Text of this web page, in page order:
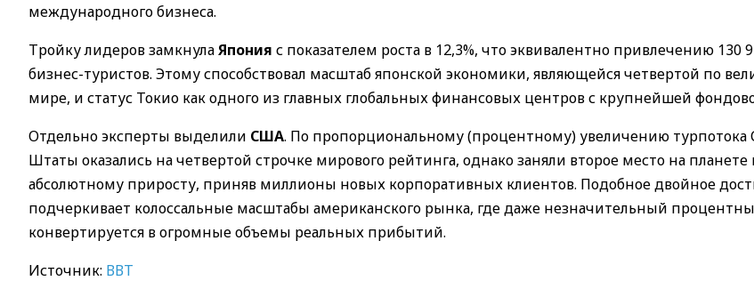
международного бизнеса.
Тройку лидеров замкнулаЯпония с показателем роста в 12,3%, что эквивалентно привлечению 130
бизнес-туристов. Этому способствовал масштаб японской экономики, являющейся четвертой по
мире, и статус Токио как одного из главных глобальных финансовых центров с крупнейшей
Отдельно эксперты выделили США. По пропорциональному (процентному) увеличению
Штаты оказались на четвертой строчке мирового рейтинга, однако заняли второе место на планете
абсолютному приросту, приняв миллионы новых корпоративных клиентов. Подобное двойное
подчеркивает колоссальные масштабы американского рынка, где даже незначительный
конвертируется в огромные объемы реальных прибытий.
Источник: ВВТ